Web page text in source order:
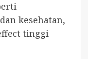
kesehatan,
tinggi